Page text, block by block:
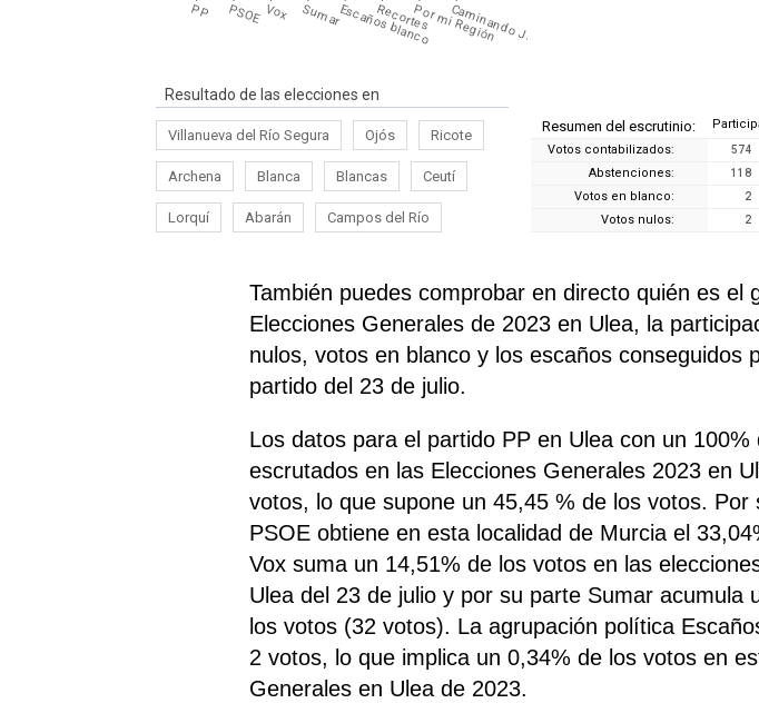
PP PSOE Vox SumarEscaños blanco
RecortesPor mi Región
Caminando J.
Resultado de las elecciones en
Villanueva del Río Segura Ojós Ricote
Archena Blanca Blancas Ceutí
Lorquí Abarán Campos del Río
Resumen del escrutinio:
Votos contabilizados: 574
Abstenciones: 118
Votos en blanco: 2
Votos nulos: 2
También puedes comprobar en directo quién es el
Elecciones Generales de 2023 en Ulea, la
nulos, votos en blanco y los escaños conseguidos
partido del 23 de julio.
Los datos para el partido PP en Ulea con un 100%
escrutados en las Elecciones Generales 2023 en
votos, lo que supone un 45,45 % de los votos. Por
PSOEobtiene en esta localidad de Murcia el
Voxsuma un 14,51% de los votos en las
Ulea del 23 de julio y por su parte Sumaracumula
los votos (32 votos). La agrupación política
2 votos, lo que implica un 0,34% de los votos en
Generales en Ulea de 2023.